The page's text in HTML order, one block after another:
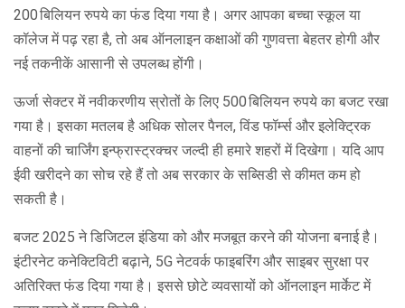
200 बिलियन रुपये का फंड दिया गया है। अगर आपका बच्चा स्कूल या
कॉलेज में पढ़ रहा है, तो अब ऑनलाइन कक्षाओं की गुणवत्ता बेहतर होगी और
नई तकनीकें आसानी से उपलब्ध होंगी।
ऊर्जा सेक्टर में नवीकरणीय स्रोतों के लिए 500 बिलियन रुपये का बजट रखा
गया है। इसका मतलब है अधिक सोलर पैनल, विंड फॉर्म्स और इलेक्ट्रिक
वाहनों की चार्जिंग इन्फ्रास्ट्रक्चर जल्दी ही हमारे शहरों में दिखेगा। यदि आप
ईवी खरीदने का सोच रहे हैं तो अब सरकार के सब्सिडी से कीमत कम हो
सकती है।
बजट 2025 ने डिजिटल इंडिया को और मजबूत करने की योजना बनाई है।
इंटीरनेट कनेक्टिविटी बढ़ाने, 5G नेटवर्क फाइबरिंग और साइबर सुरक्षा पर
अतिरिक्त फंड दिया गया है। इससे छोटे व्यवसायों को ऑनलाइन मार्केट में